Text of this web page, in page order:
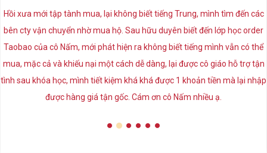
Hồi xưa mới tập tành mua, lại không biết tiếng Trung, mình tìm đến các
bên cty vận chuyển nhờ mua hộ. Sau hữu duyên biết đến lớp học order
Taobao của cô Nấm, mới phát hiện ra không biết tiếng mình vẫn có thể
mua, mặc cả và khiếu nại một cách dễ dàng, lại được cô giáo hỗ trợ tận
tình sau khóa học, mình tiết kiệm khá khá được 1 khoản tiền mà lại nhập
được hàng giá tận gốc. Cám ơn cô Nấm nhiều ạ.